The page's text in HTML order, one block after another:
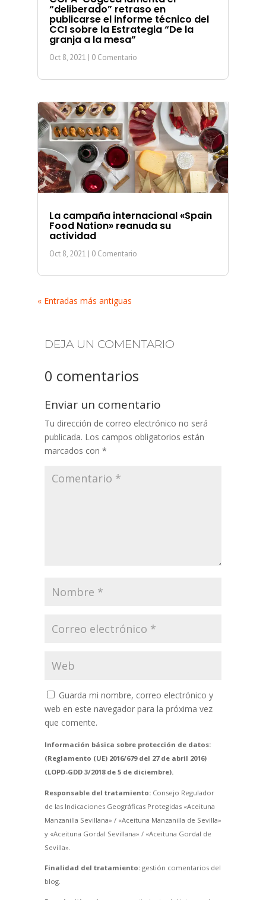
“deliberado” retraso en
publicarse el informe técnico del
CCI sobre la Estrategia “De la
granja a la mesa”
Oct 8, 2021 | 0 Comentario
La campaña internacional «Spain
Food Nation» reanuda su
actividad
Oct 8, 2021 | 0 Comentario
« Entradas más antiguas
DEJA UN COMENTARIO
0 comentarios
Enviar un comentario
Tu dirección de correo electrónico no será
publicada. Los campos obligatorios están
marcados con *
Guarda mi nombre, correo electrónico y
web en este navegador para la próxima vez
que comente.
Información básica sobre protección de datos:
(Reglamento (UE) 2016/679 del 27 de abril 2016)
(LOPD-GDD 3/2018 de 5 de diciembre).
Responsable del tratamiento:Consejo Regulador
de las Indicaciones Geográficas Protegidas «Aceituna
Manzanilla Sevillana» / «Aceituna Manzanilla de Sevilla»
y «Aceituna Gordal Sevillana» / «Aceituna Gordal de
Sevilla».
Finalidad del tratamiento:gestión comentarios del
blog.